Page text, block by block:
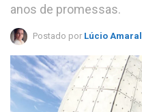
anos de promessas.
Postado por Lúcio Amaral